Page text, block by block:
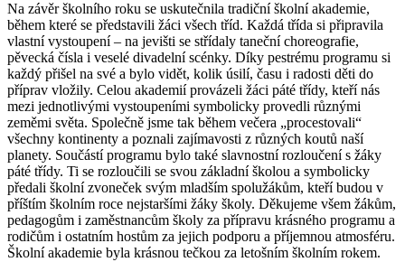
Na závěr školního roku se uskutečnila tradiční školní akademie,
během které se představili žáci všech tříd. Každá třída si připravila
vlastní vystoupení – na jevišti se střídaly taneční choreografie,
pěvecká čísla i veselé divadelní scénky. Díky pestrému programu si
každý přišel na své a bylo vidět, kolik úsilí, času i radosti děti do
příprav vložily. Celou akademií provázeli žáci páté třídy, kteří nás
mezi jednotlivými vystoupeními symbolicky provedli různými
zeměmi světa. Společně jsme tak během večera „procestovali“
všechny kontinenty a poznali zajímavosti z různých koutů naší
planety. Součástí programu bylo také slavnostní rozloučení s žáky
páté třídy. Ti se rozloučili se svou základní školou a symbolicky
předali školní zvoneček svým mladším spolužákům, kteří budou v
příštím školním roce nejstaršími žáky školy. Děkujeme všem žákům,
pedagogům i zaměstnancům školy za přípravu krásného programu a
rodičům i ostatním hostům za jejich podporu a příjemnou atmosféru.
Školní akademie byla krásnou tečkou za letošním školním rokem.